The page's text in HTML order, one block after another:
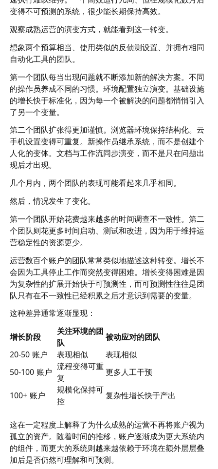
变得不可预测的系统，很少能长期保持高效。
观察成熟运营的演变方式，就能看到这一转变。
想象两个预算相当、使用类似的反侦测设置、并拥有相同
自动化工具的团队。
第一个团队每当出现问题就不断添加新的解决方案。不同
的操作员养成不同的习惯。环境配置独立演变。基础设施
的增长快于标准化，因为每一个被解决的问题都悄悄引入
了另一个变量。
第二个团队扩张得更加谨慎。浏览器环境保持结构化。云
手机设置变得可重复。新操作员继承系统，而不是创建个
人化的变体。文档与工作流同步演变，而不是只在问题出
现后才出现。
几个月内，两个团队的表现可能看起来几乎相同。
然后，情况发生了变化。
第一个团队开始花费越来越多的时间调查不一致性。第二
个团队则花更多时间启动、测试和改进，因为用于维持运
营稳定性的资源更少。
运营数百个账户的团队常常类似地描述这种转变。增长不
会因为工具停止工作而突然变得困难。增长变得困难是因
为复杂性的扩展开始快于可预测性，而可预测性往往是团
队只有在不一致性已经积累之后才意识到需要的变量。
这种差异通常逐渐显现：
增长阶段
关注环境的团
队
被动应对的团队
20-50 账户
表现相似
表现相似
50-100 账户
流程变得可重
复
更多人工干预
100+ 账户
规模化保持可
控
复杂性增长快于产出
这在一定程度上解释了为什么成熟的运营不再将账户视为
孤立的资产。随着时间的推移，账户逐渐成为更大系统内
的组件，而更大的系统则越来越依赖于环境在额外层层叠
加后是否仍然可理解和可预测。